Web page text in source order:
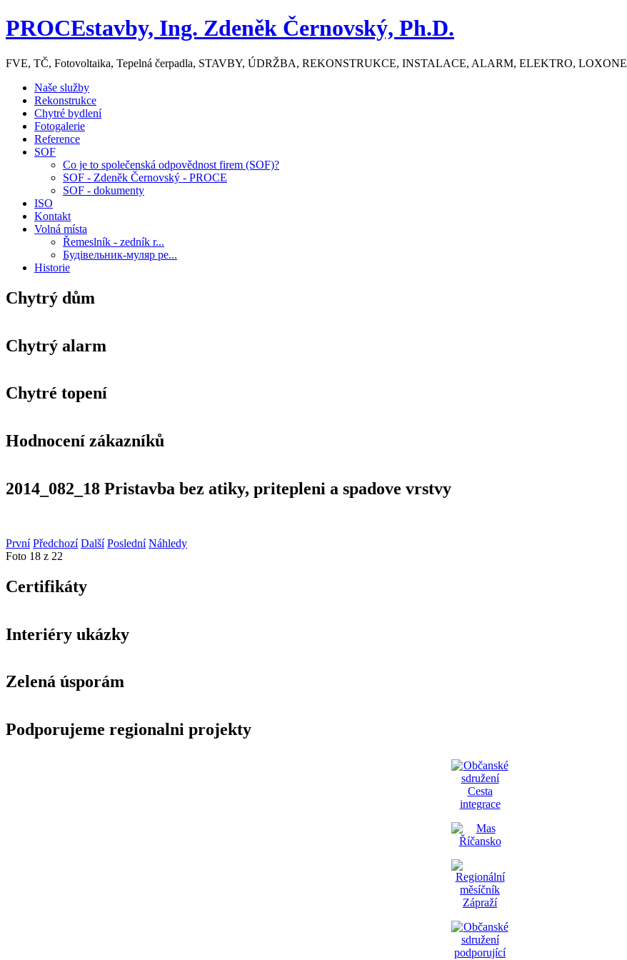
PROCEstavby, Ing. Zdeněk Černovský, Ph.D.
FVE, TČ, Fotovoltaika, Tepelná čerpadla, STAVBY, ÚDRŽBA, REKONSTRUKCE, INSTALACE, ALARM, ELEKTRO, LOXONE
Naše služby
Rekonstrukce
Chytré bydlení
Fotogalerie
Reference
SOF
Co je to společenská odpovědnost firem (SOF)?
SOF - Zdeněk Černovský - PROCE
SOF - dokumenty
ISO
Kontakt
Volná místa
Řemeslník - zedník r...
Будівельник-муляр ре...
Historie
Chytrý dům
Chytrý alarm
Chytré topení
Hodnocení zákazníků
2014_082_18 Pristavba bez atiky, pritepleni a spadove vrstvy
První Předchozí Další Poslední Náhledy
Foto 18 z 22
Certifikáty
Interiéry ukázky
Zelená úsporám
Podporujeme regionalni projekty